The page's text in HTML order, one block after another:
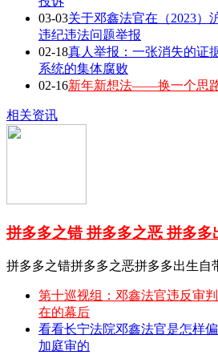
03-03关于邓鑫法官在（2023）
违纪违法问题举报
02-18真人举报：一张消失的证
系统的集体腐败
02-16新年新想法——换一个思
相关资讯
拼多多之错 拼多多之恶 拼多多
拼多多之错拼多多之恶拼多多出生自
第十巡视组：邓鑫法官违反审
在的幕后
看看长宁法院邓鑫法官是怎样
加庭审的